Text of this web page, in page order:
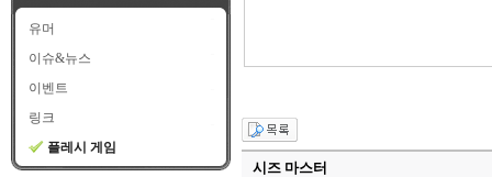
유머
이슈&뉴스
이벤트
링크
플레시 게임
시즈 마스터